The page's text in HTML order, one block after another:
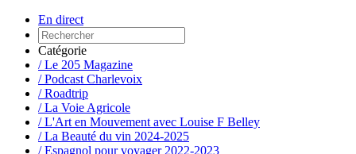
En direct
Catégorie
/ Le 205 Magazine
/ Podcast Charlevoix
/ Roadtrip
/ La Voie Agricole
/ L'Art en Mouvement avec Louise F Belley
/ La Beauté du vin 2024-2025
/ Espagnol pour voyager 2022-2023